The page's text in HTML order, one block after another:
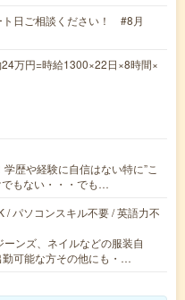
日ご相談ください！ #8月
万円=時給1300×22日×8時間×
歴や経験に自信はない特に”こ
でもない・・・でも…
/ パソコンスキル不要 / 英語力不
ンズ、ネイルなどの服装自
可能な方その他にも・…